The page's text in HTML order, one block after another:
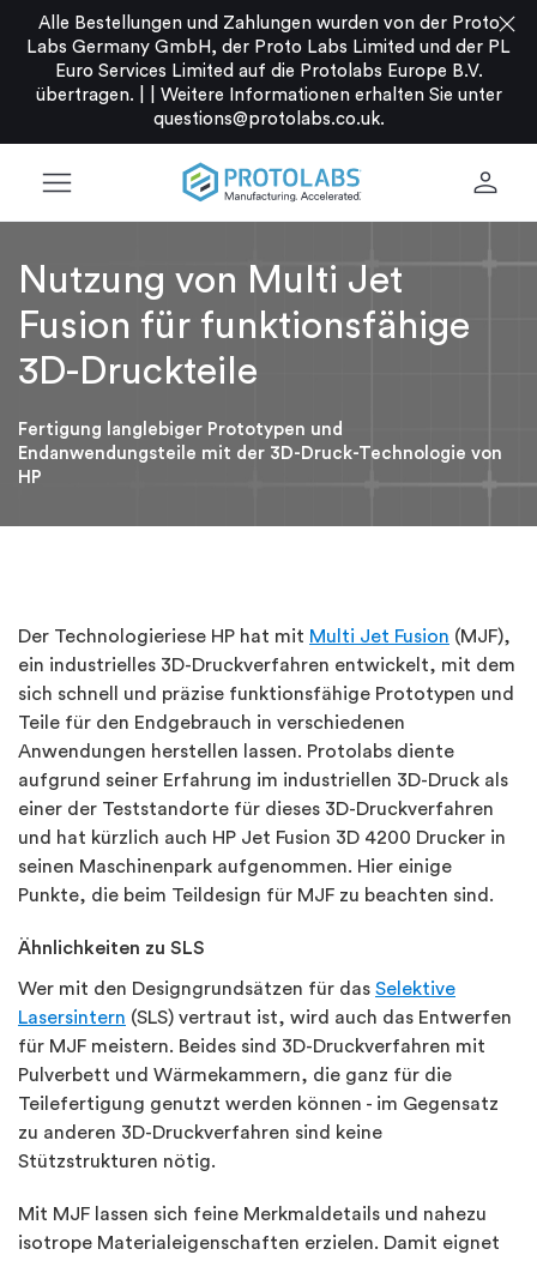
Alle Bestellungen und Zahlungen wurden von der Proto
Labs Germany GmbH, der Proto Labs Limited und der PL
Euro Services Limited auf die Protolabs Europe B.V.
übertragen. |
Weitere Informationen erhalten Sie unter
questions@protolabs.co.uk.
close
menu person
Nutzung von Multi Jet
Fusion für funktionsfähige
3D-Druckteile
Fertigung langlebiger Prototypen und
Endanwendungsteile mit der 3D-Druck-Technologie von
HP
Der Technologieriese HP hat mit Multi Jet Fusion (MJF),
ein industrielles 3D-Druckverfahren entwickelt, mit dem
sich schnell und präzise funktionsfähige Prototypen und
Teile für den Endgebrauch in verschiedenen
Anwendungen herstellen lassen. Protolabs diente
aufgrund seiner Erfahrung im industriellen 3D-Druck als
einer der Teststandorte für dieses 3D-Druckverfahren
und hat kürzlich auch HP Jet Fusion 3D 4200 Drucker in
seinen Maschinenpark aufgenommen. Hier einige
Punkte, die beim Teildesign für MJF zu beachten sind.
Ähnlichkeiten zu SLS
Wer mit den Designgrundsätzen für das Selektive
Lasersintern (SLS) vertraut ist, wird auch das Entwerfen
für MJF meistern. Beides sind 3D-Druckverfahren mit
Pulverbett und Wärmekammern, die ganz für die
Teilefertigung genutzt werden können - im Gegensatz
zu anderen 3D-Druckverfahren sind keine
Stützstrukturen nötig.
Mit MJF lassen sich feine Merkmaldetails und nahezu
isotrope Materialeigenschaften erzielen. Damit eignet